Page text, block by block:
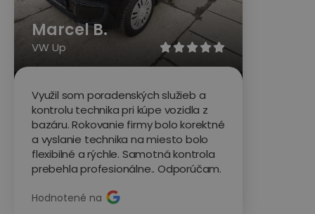
  
Marcel B.
VW Up
Využil som poradenských služieb a
kontrolu technika pri kúpe vozidla z
bazáru. Rokovanie firmy bolo korektné
a vyslanie technika na miesto bolo
flexibilné a rýchle. Samotná kontrola
prebehla profesionálne.. Odporúčam.
Hodnotené na